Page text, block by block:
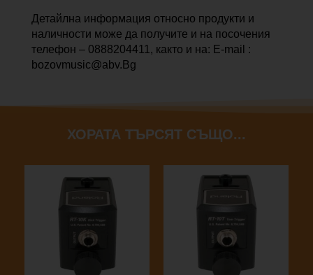
Детайлна информация относно продукти и
наличности може да получите и на посочения
телефон – 0888204411, както и на: E-mail :
bozovmusic@abv.Bg
ХОРАТА ТЪРСЯТ СЪЩО...